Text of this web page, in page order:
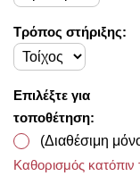
Τρόπος στήριξης:
Επιλέξτε για
τοποθέτηση:
(Διαθέσιμη
Καθορισμός κατόπιν